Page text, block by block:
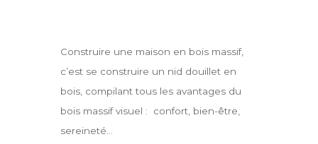
Construire une maison en bois massif,
c’est se construire un nid douillet en
bois, compilant tous les avantages du
bois massif visuel : confort, bien-être,
sereineté…